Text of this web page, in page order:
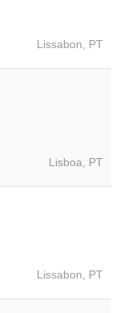
Lissabon, PT
Lisboa, PT
Lissabon, PT